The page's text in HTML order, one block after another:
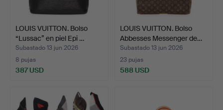
LOUIS VUITTON. Bolso
“Lussac” en piel Epi …
Subastado 13 jun 2026
8 pujas
387 USD
LOUIS VUITTON. Bolso
Abbesses Messenger de…
Subastado 13 jun 2026
23 pujas
588 USD